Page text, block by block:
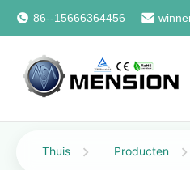
86--15666364456
Thuis Producten